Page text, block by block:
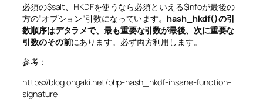
必須の$salt、HKDFを使うなら必須といえる$infoが最後の
方の”オプション”引数になっています。 hash_hkdf()の引
数順序はデタラメで、最も重要な引数が最後、次に重要な
引数のその前にあります。必ず両方利用します。
参考：
https://blog.ohgaki.net/php-hash_hkdf-insane-function-
signature